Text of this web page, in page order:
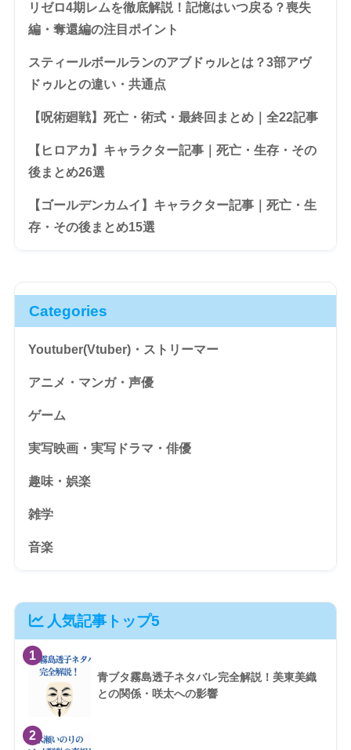
リゼロ4期レムを徹底解説！記憶はいつ戻る？喪失
編・奪還編の注目ポイント
スティールボールランのアブドゥルとは？3部アヴ
ドゥルとの違い・共通点
【呪術廻戦】死亡・術式・最終回まとめ｜全22記事
【ヒロアカ】キャラクター記事｜死亡・生存・その
後まとめ26選
【ゴールデンカムイ】キャラクター記事｜死亡・生
存・その後まとめ15選
Categories
Youtuber(Vtuber)・ストリーマー
アニメ・マンガ・声優
ゲーム
実写映画・実写ドラマ・俳優
趣味・娯楽
雑学
音楽
人気記事トップ5
1
青ブタ霧島透子ネタバレ完全解説！美東美織
との関係・咲太への影響
2